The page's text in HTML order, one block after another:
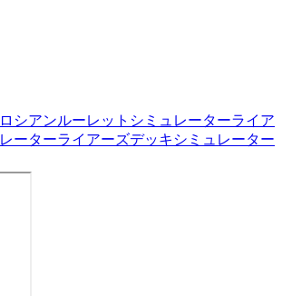
ロシアンルーレットシミュレーターライア
ーターライアーズデッキシミュレーター